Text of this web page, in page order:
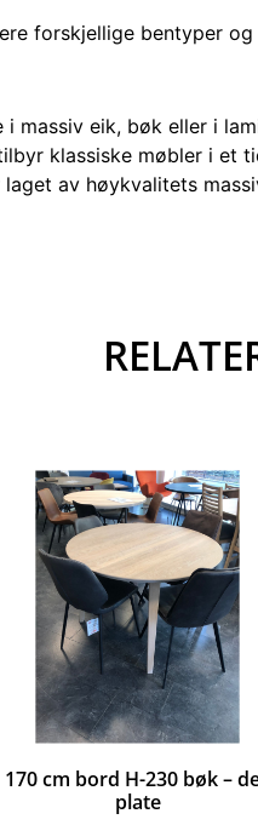
forskjellige bentyper
massiv eik, bøk eller i
klassiske møbler i
av høykvalitets
170 cm bord H-230 bøk –
plate